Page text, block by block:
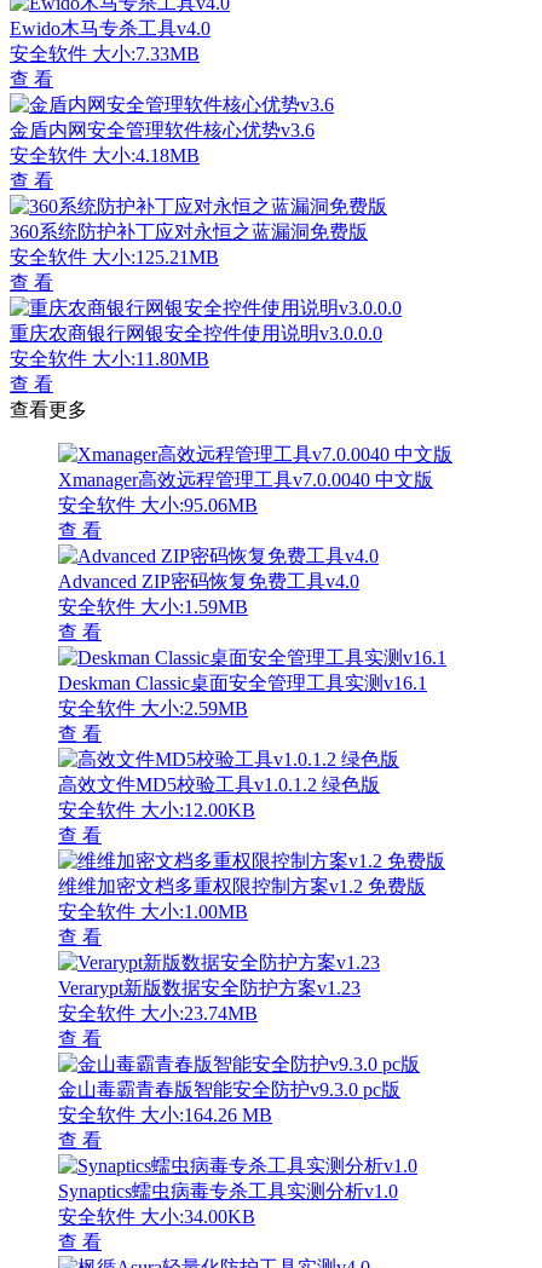
Ewido木马专杀工具v4.0
安全软件 大小:7.33MB
查 看
金盾内网安全管理软件核心优势v3.6
安全软件 大小:4.18MB
查 看
360系统防护补丁应对永恒之蓝漏洞免费版
安全软件 大小:125.21MB
查 看
重庆农商银行网银安全控件使用说明v3.0.0.0
安全软件 大小:11.80MB
查 看
查看更多
Xmanager高效远程管理工具v7.0.0040 中文版
安全软件 大小:95.06MB
查 看
Advanced ZIP密码恢复免费工具v4.0
安全软件 大小:1.59MB
查 看
Deskman Classic桌面安全管理工具实测v16.1
安全软件 大小:2.59MB
查 看
高效文件MD5校验工具v1.0.1.2 绿色版
安全软件 大小:12.00KB
查 看
维维加密文档多重权限控制方案v1.2 免费版
安全软件 大小:1.00MB
查 看
Verarypt新版数据安全防护方案v1.23
安全软件 大小:23.74MB
查 看
金山毒霸青春版智能安全防护v9.3.0 pc版
安全软件 大小:164.26 MB
查 看
Synaptics蠕虫病毒专杀工具实测分析v1.0
安全软件 大小:34.00KB
查 看